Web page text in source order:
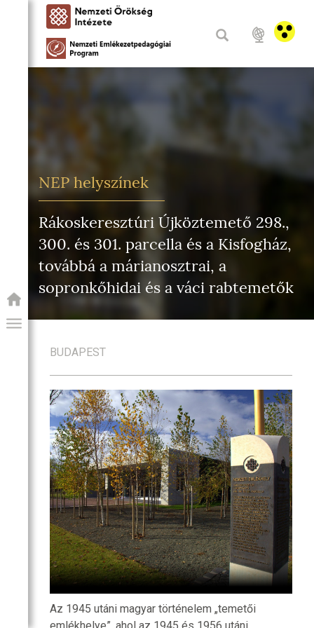
PROGRAM
NEP helyszínek
Rákoskeresztúri Újköztemető 298.,
300. és 301. parcella és a Kisfogház,
továbbá a márianosztrai, a
sopronkőhidai és a váci rabtemetők
BUDAPEST
Az 1945 utáni magyar történelem „temetői